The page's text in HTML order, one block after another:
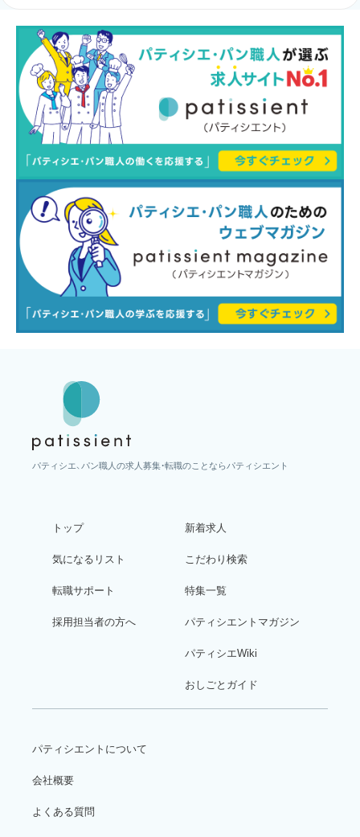
パティシエ、パン職人の求人募集・転職のことならパティシエント
トップ
気になるリスト
転職サポート
採用担当者の方へ
新着求人
こだわり検索
特集一覧
パティシエントマガジン
パティシエWiki
おしごとガイド
パティシエントについて
会社概要
よくある質問